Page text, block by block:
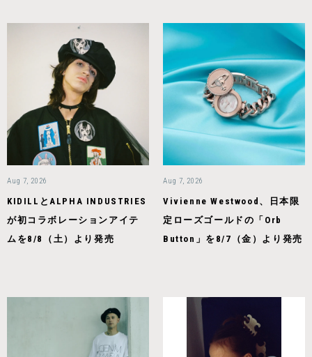
Aug 7, 2026
KIDILLとALPHA INDUSTRIES
が初コラボレーションアイテ
ムを8/8（土）より発売
Aug 7, 2026
Vivienne Westwood、日本限
定ローズゴールドの「Orb
Button」を8/7（金）より発売